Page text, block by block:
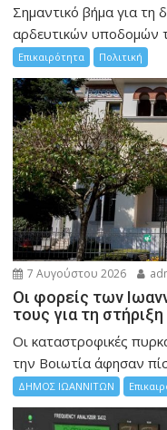
Σημαντικό βήμα για τη
αρδευτικών υποδομών
Επικαιρότητα Πολιτική
7 Αυγούστου 2026
Οι φορείς των
τους για τη
Οι καταστροφικές
την Bοιωτία άφησαν
ΔΗΜΟΣ ΙΩΑΝΝΙΤΩΝ